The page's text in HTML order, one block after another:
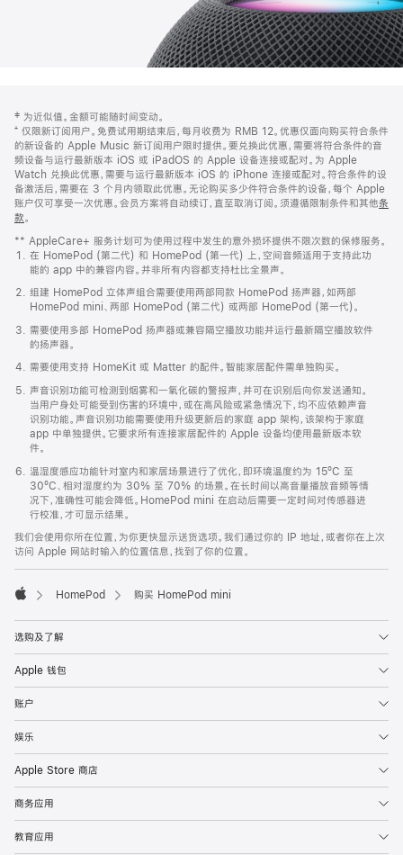
页
页
脚
注
‡ 为近似值。金额可能随时间变动。
⁺ 仅限新订阅用户。免费试用期结束后，每月收费为 RMB 12。优惠仅面向购买符合条件
的新设备的 Apple Music 新订阅用户限时提供。要兑换此优惠，需要将符合条件的音
频设备与运行最新版本 iOS 或 iPadOS 的 Apple 设备连接或配对。为 Apple
Watch 兑换此优惠，需要与运行最新版本 iOS 的 iPhone 连接或配对。符合条件的设
备激活后，需要在 3 个月内领取此优惠。无论购买多少件符合条件的设备，每个 Apple
账户仅可享受一次优惠。会员方案将自动续订，直至取消订阅。须遵循限制条件和其他条
款。
窗
口
中
打
开)
** AppleCare+ 服务计划可为使用过程中发生的意外损坏提供不限次数的保修服务。
在 HomePod (第二代) 和 HomePod (第一代) 上，空间音频适用于支持此功
能的 app 中的兼容内容。并非所有内容都支持杜比全景声。
组建 HomePod 立体声组合需要使用两部同款 HomePod 扬声器，如两部
HomePod mini、两部 HomePod (第二代) 或两部 HomePod (第一代)。
需要使用多部 HomePod 扬声器或兼容隔空播放功能并运行最新隔空播放软件
的扬声器。
需要使用支持 HomeKit 或 Matter 的配件。智能家居配件需单独购买。
声音识别功能可检测到烟雾和一氧化碳的警报声，并可在识别后向你发送通知。
当用户身处可能受到伤害的环境中，或在高风险或紧急情况下，均不应依赖声音
识别功能。声音识别功能需要使用升级更新后的家庭 app 架构，该架构于家庭
app 中单独提供。它要求所有连接家居配件的 Apple 设备均使用最新版本软
件。
温湿度感应功能针对室内和家居场景进行了优化，即环境温度约为 15ºC 至
30ºC、相对湿度约为 30% 至 70% 的场景。在长时间以高音量播放音频等情
况下，准确性可能会降低。HomePod mini 在启动后需要一定时间对传感器进
行校准，才可显示结果。
我们会使用你所在位置，为你更快显示送货选项。我们通过你的 IP 地址，或者你在上次
访问 Apple 网站时输入的位置信息，找到了你的位置。
HomePod 购买 HomePod mini
选购及了解
Apple 钱包
账户
娱乐
Apple Store 商店
商务应用
教育应用